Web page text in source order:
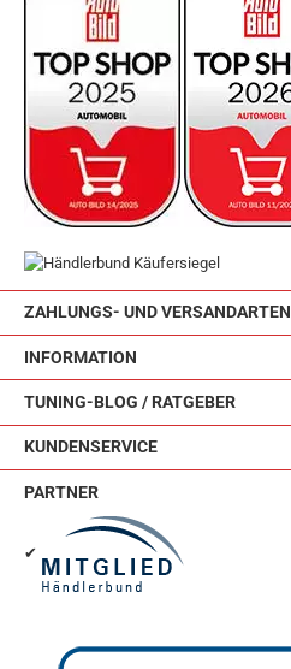
ZAHLUNGS- UND VERSANDARTEN
INFORMATION
TUNING-BLOG / RATGEBER
KUNDENSERVICE
PARTNER
✔